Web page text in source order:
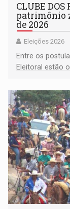
CLUBE
patrimônio
de 2026
Eleições 2026
Entre os
Eleitoral estão
Pedro Geovar
(NOVO)